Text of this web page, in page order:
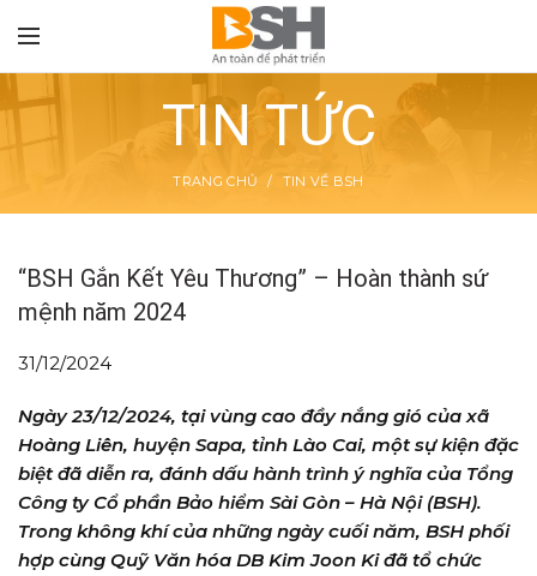
TIN TỨC
TRANG CHỦ TIN VỀ BSH
“BSH Gắn Kết Yêu Thương” – Hoàn thành sứ
mệnh năm 2024
31/12/2024
Ngày 23/12/2024, tại vùng cao đầy nắng gió của xã
Hoàng Liên, huyện Sapa, tỉnh Lào Cai, một sự kiện đặc
biệt đã diễn ra, đánh dấu hành trình ý nghĩa của Tổng
Công ty Cổ phần Bảo hiểm Sài Gòn – Hà Nội (BSH).
Trong không khí của những ngày cuối năm, BSH phối
hợp cùng Quỹ Văn hóa DB Kim Joon Ki đã tổ chức